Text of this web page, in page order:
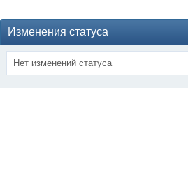
Изменения статуса
Нет изменений статуса